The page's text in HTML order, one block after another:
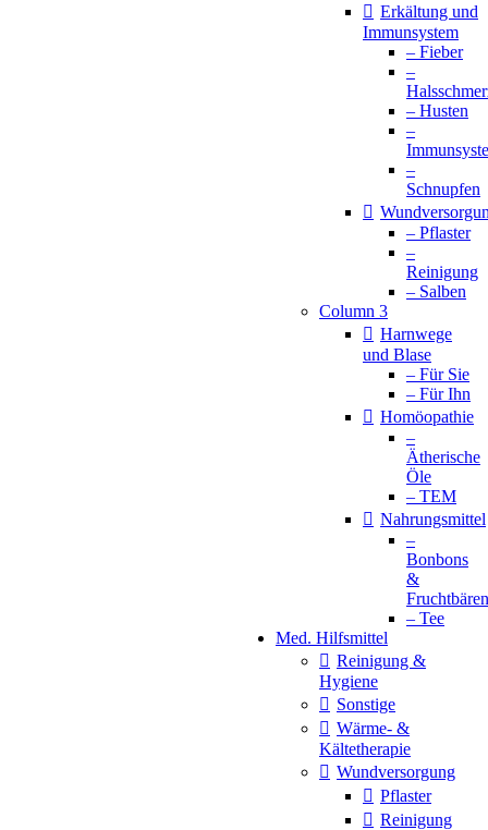
Erkältung und
Immunsystem
– Fieber
–
– Husten
–
–
Schnupfen
– Pflaster
–
Reinigung
– Salben
Column 3
Harnwege
und Blase
– Für Sie
– Für Ihn
Homöopathie
–
Ätherische
Öle
– TEM
Nahrungsmittel
–
Bonbons
&
Fruchtbären
– Tee
Med. Hilfsmittel
Reinigung &
Hygiene
Sonstige
Wärme- &
Kältetherapie
Wundversorgung
Pflaster
Reinigung